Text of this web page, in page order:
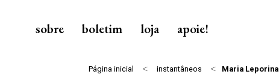
sobre boletim loja apoie!
Página inicial < instantâneos < Maria Leporina